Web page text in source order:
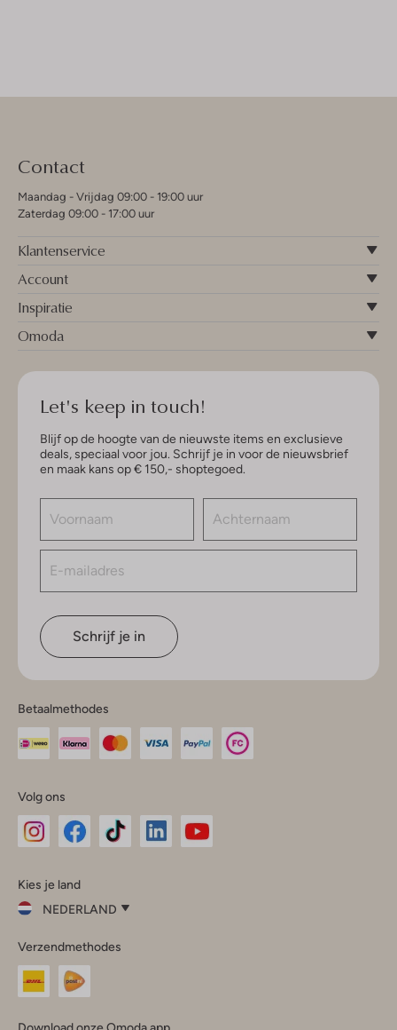
Contact
Maandag - Vrijdag 09:00 - 19:00 uur
Zaterdag 09:00 - 17:00 uur
Klantenservice
Account
Inspiratie
Omoda
Let's keep in touch!
Blijf op de hoogte van de nieuwste items en exclusieve
deals, speciaal voor jou. Schrijf je in voor de nieuwsbrief
en maak kans op € 150,- shoptegoed.
Schrijf je in
Betaalmethodes
Volg ons
InstagramFacebook
Kies je land
NEDERLAND
je
land
Nederland
Verzendmethodes